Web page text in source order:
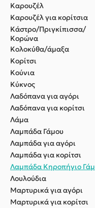
Καρουζέλ
Καρουζέλ για κορίτσια
Κάστρο/Πριγκίπισσα/
Κορώνα
Κολοκύθα/άμαξα
Κορίτσι
Κούνια
Κύκνος
Λαδόπανα για αγόρι
Λαδόπανα για κορίτσι
Λάμα
Λαμπάδα Γάμου
Λαμπάδα για αγόρι
Λαμπάδα για κορίτσι
Λαμπάδα Κηροπήγιο
Λουλούδια
Μαρτυρικά για αγόρι
Μαρτυρικά για κορίτσι